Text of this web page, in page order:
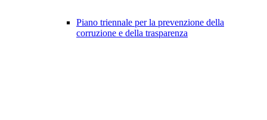
Piano triennale per la prevenzione della
corruzione e della trasparenza